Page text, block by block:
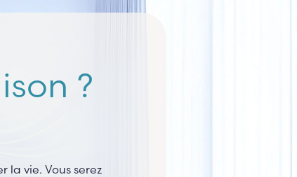
?
la vie. Vous serez